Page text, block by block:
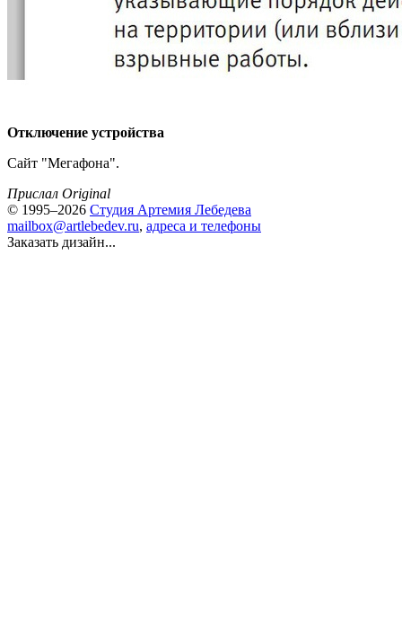
Отключение устройства
Сайт "Мегафона".
Прислал Original
© 1995–2026 Студия Артемия Лебедева
mailbox@artlebedev.ru, адреса и телефоны
Заказать дизайн...